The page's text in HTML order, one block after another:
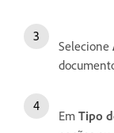
Selecione
Em Tipo